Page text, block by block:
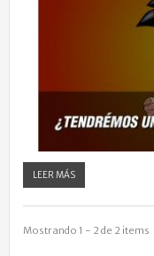
LEER MÁS
Mostrando 1 - 2 de 2 items